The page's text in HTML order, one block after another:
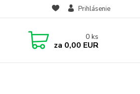
Prihlásenie
0 ks
za 0,00 EUR